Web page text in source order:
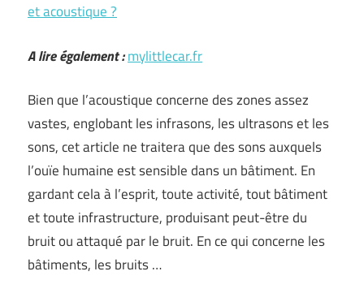
et acoustique ?
A lire également :mylittlecar.fr
Bien que l’acoustique concerne des zones assez
vastes, englobant les infrasons, les ultrasons et les
sons, cet article ne traitera que des sons auxquels
l’ouïe humaine est sensible dans un bâtiment. En
gardant cela à l’esprit, toute activité, tout bâtiment
et toute infrastructure, produisant peut-être du
bruit ou attaqué par le bruit. En ce qui concerne les
bâtiments, les bruits …